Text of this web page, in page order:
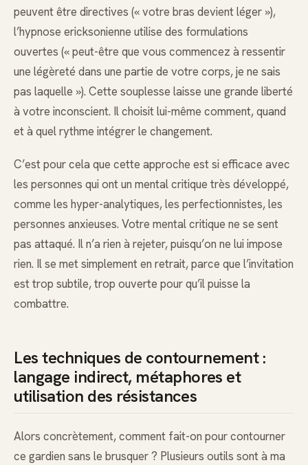
peuvent être directives (« votre bras devient léger »),
l’hypnose ericksonienne utilise des formulations
ouvertes (« peut-être que vous commencez à ressentir
une légèreté dans une partie de votre corps, je ne sais
pas laquelle »). Cette souplesse laisse une grande liberté
à votre inconscient. Il choisit lui-même comment, quand
et à quel rythme intégrer le changement.
C’est pour cela que cette approche est si efficace avec
les personnes qui ont un mental critique très développé,
comme les hyper-analytiques, les perfectionnistes, les
personnes anxieuses. Votre mental critique ne se sent
pas attaqué. Il n’a rien à rejeter, puisqu’on ne lui impose
rien. Il se met simplement en retrait, parce que l’invitation
est trop subtile, trop ouverte pour qu’il puisse la
combattre.
Les techniques de contournement :
langage indirect, métaphores et
utilisation des résistances
Alors concrètement, comment fait-on pour contourner
ce gardien sans le brusquer ? Plusieurs outils sont à ma